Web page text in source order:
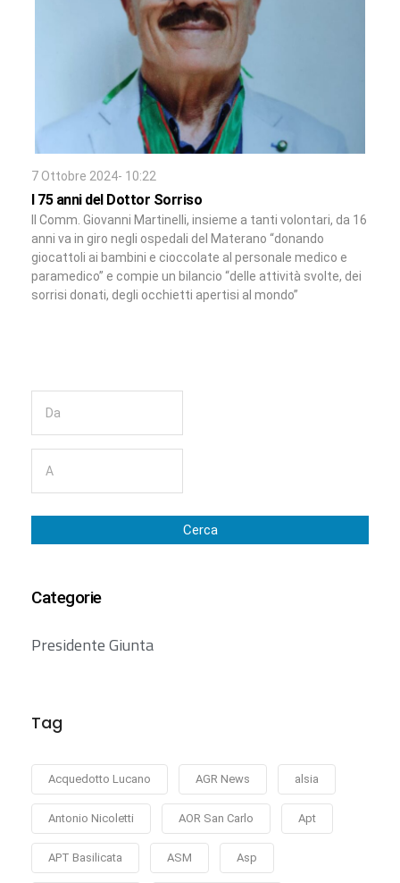
7 Ottobre 2024- 10:22
I 75 anni del Dottor Sorriso
Il Comm. Giovanni Martinelli, insieme a tanti volontari, da 16
anni va in giro negli ospedali del Materano “donando
giocattoli ai bambini e cioccolate al personale medico e
paramedico” e compie un bilancio “delle attività svolte, dei
sorrisi donati, degli occhietti apertisi al mondo”
Cerca
Categorie
Presidente Giunta
Tag
Acquedotto Lucano AGR News alsia
Antonio Nicoletti AOR San Carlo Apt
APT Basilicata ASM Asp